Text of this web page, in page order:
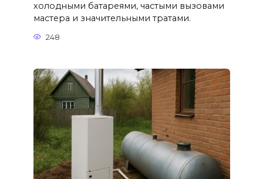
холодными батареями, частыми вызовами
мастера и значительными тратами.
248